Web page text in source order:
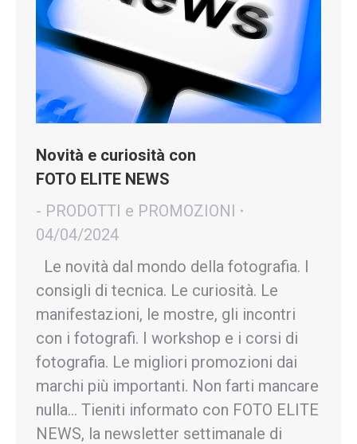
Novità e curiosità con
FOTO ELITE NEWS
- PRODOTTI e PROMOZIONI
04/04/2024
Le novità dal mondo della fotografia. I
consigli di tecnica. Le curiosità. Le
manifestazioni, le mostre, gli incontri
con i fotografi. I workshop e i corsi di
fotografia. Le migliori promozioni dai
marchi più importanti. Non farti mancare
nulla… Tieniti informato con FOTO ELITE
NEWS, la newsletter settimanale di